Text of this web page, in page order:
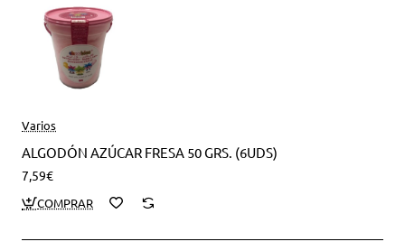
Varios
ALGODÓN AZÚCAR FRESA 50 GRS. (6UDS)
7,59€